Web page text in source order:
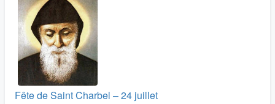
Fête de Saint Charbel – 24 juillet